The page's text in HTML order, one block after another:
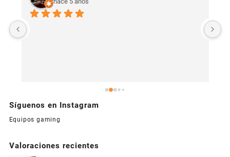
Síguenos en Instagram
Equipos gaming
Valoraciones recientes